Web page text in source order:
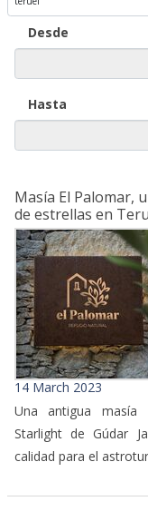
Desde
Hasta
Masía El Palomar,
de estrellas en
14 March 2023
Una antigua masía
Starlight de Gúdar
calidad para el